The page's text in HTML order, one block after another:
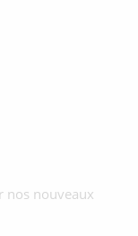
nos nouveaux